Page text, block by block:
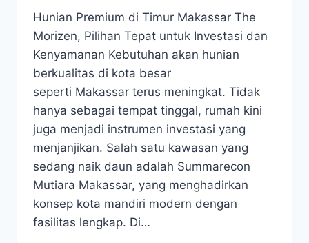
Hunian Premium di Timur Makassar The
Morizen, Pilihan Tepat untuk Investasi dan
Kenyamanan Kebutuhan akan hunian
berkualitas di kota besar
seperti Makassar terus meningkat. Tidak
hanya sebagai tempat tinggal, rumah kini
juga menjadi instrumen investasi yang
menjanjikan. Salah satu kawasan yang
sedang naik daun adalah Summarecon
Mutiara Makassar, yang menghadirkan
konsep kota mandiri modern dengan
fasilitas lengkap. Di…